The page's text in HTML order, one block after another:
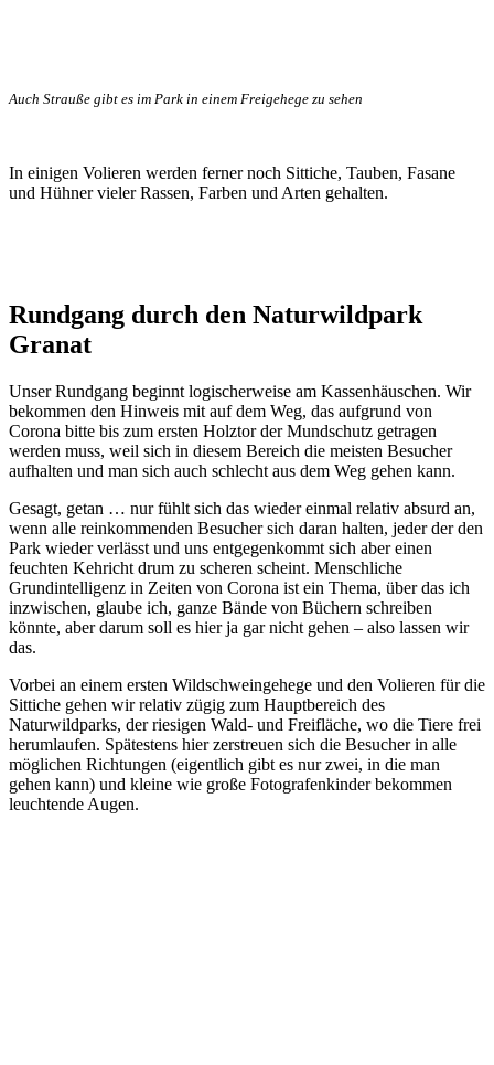
Auch Strauße gibt es im Park in einem Freigehege zu sehen
In einigen Volieren werden ferner noch Sittiche, Tauben, Fasane
und Hühner vieler Rassen, Farben und Arten gehalten.
Rundgang durch den Naturwildpark
Granat
Unser Rundgang beginnt logischerweise am Kassenhäuschen. Wir
bekommen den Hinweis mit auf dem Weg, das aufgrund von
Corona bitte bis zum ersten Holztor der Mundschutz getragen
werden muss, weil sich in diesem Bereich die meisten Besucher
aufhalten und man sich auch schlecht aus dem Weg gehen kann.
Gesagt, getan … nur fühlt sich das wieder einmal relativ absurd an,
wenn alle reinkommenden Besucher sich daran halten, jeder der den
Park wieder verlässt und uns entgegenkommt sich aber einen
feuchten Kehricht drum zu scheren scheint. Menschliche
Grundintelligenz in Zeiten von Corona ist ein Thema, über das ich
inzwischen, glaube ich, ganze Bände von Büchern schreiben
könnte, aber darum soll es hier ja gar nicht gehen – also lassen wir
das.
Vorbei an einem ersten Wildschweingehege und den Volieren für die
Sittiche gehen wir relativ zügig zum Hauptbereich des
Naturwildparks, der riesigen Wald- und Freifläche, wo die Tiere frei
herumlaufen. Spätestens hier zerstreuen sich die Besucher in alle
möglichen Richtungen (eigentlich gibt es nur zwei, in die man
gehen kann) und kleine wie große Fotografenkinder bekommen
leuchtende Augen.